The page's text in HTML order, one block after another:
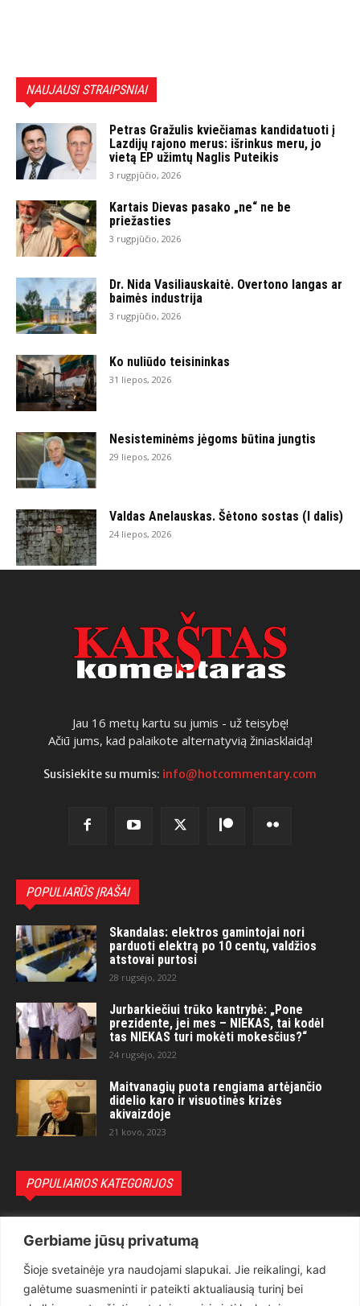
Gerbiame jūsų privatumą
Šioje svetainėje yra naudojami slapukai. Jie reikalingi, kad
galėtume suasmeninti ir pateikti aktualiausią turinį bei
NAUJAUSI STRAIPSNIAI
Petras Gražulis kviečiamas kandidatuoti į
Lazdijų rajono merus: išrinkus meru, jo
vietą EP užimtų Naglis Puteikis
3 rugpjūčio, 2026
Kartais Dievas pasako „ne“ ne be
priežasties
3 rugpjūčio, 2026
Dr. Nida Vasiliauskaitė. Overtono langas ar
baimės industrija
3 rugpjūčio, 2026
Ko nuliūdo teisininkas
31 liepos, 2026
Nesisteminėms jėgoms būtina jungtis
29 liepos, 2026
Valdas Anelauskas. Šėtono sostas (I dalis)
24 liepos, 2026
Jau 16 metų kartu su jumis - už teisybę!
Ačiū jums, kad palaikote alternatyvią žiniasklaidą!
Susisiekite su mumis: info@hotcommentary.com
POPULIARŪS ĮRAŠAI
Skandalas: elektros gamintojai nori
parduoti elektrą po 10 centų, valdžios
atstovai purtosi
28 rugsėjo, 2022
Jurbarkiečiui trūko kantrybė: „Pone
prezidente, jei mes – NIEKAS, tai kodėl
tas NIEKAS turi mokėti mokesčius?“
24 rugsėjo, 2022
Maitvanagių puota rengiama artėjančio
didelio karo ir visuotinės krizės
akivaizdoje
21 kovo, 2023
POPULIARIOS KATEGORIJOS
Teisėsauga
1497
Aktualu